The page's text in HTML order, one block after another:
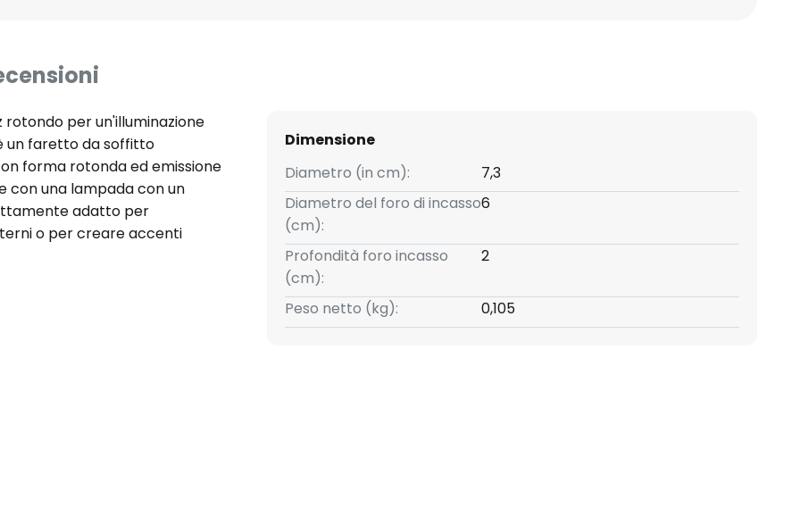
per un'illuminazione
un faretto da soffitto
forma rotonda ed emissione
con una lampada con un
adatto per
o per creare accenti
GU10 con un ampio angolo di
per illuminare un corridoio o
promette un'ampia
discreto, il faretto da
in numerosi concetti di
Dimensione
Diametro (in cm):
7,3
Diametro del foro di incasso
(cm):
6
Profondità foro incasso
(cm):
2
Peso netto (kg): 0,105